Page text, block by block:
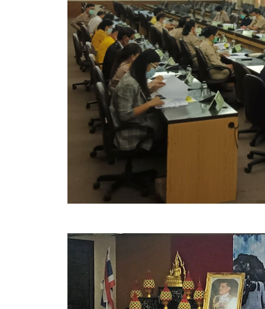
รายงานผู้ใช้บริการกล้อง CCTV
ข้อมูลการเลือกตั้ง
นโยบายคุ้มครองข้อมูลส่วนบุคคล
มาตรฐานกำหนดตำแหน่ง
VDO Present
ประกาศแผนการจัดซื้อจัดจ้าง
ประกาศแผนการจัดหาพัสดุ
รายงานผลการจัดซื้อจัดจ้างประจำปีงบประมาณ